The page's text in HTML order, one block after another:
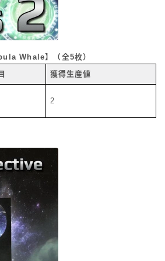
Whale】（全5枚）
獲得生産値
2